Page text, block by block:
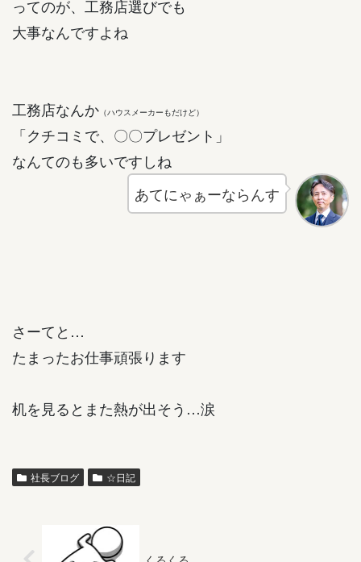
ってのが、工務店選びでも
大事なんですよね
工務店なんか （ハウスメーカーもだけど）
「クチコミで、〇〇プレゼント」
なんてのも多いですしね
あてにゃぁーならんす
さーてと…
たまったお仕事頑張ります
机を見るとまた熱が出そう…涙
社長ブログ ☆日記